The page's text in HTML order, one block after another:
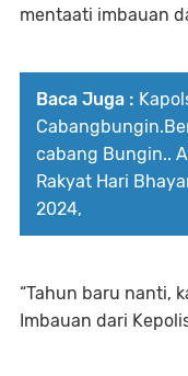
mentaati imbauan
Baca Juga :
cabang Bungin..
Rakyat Hari
2024,
“Tahun baru nanti,
Imbauan dari